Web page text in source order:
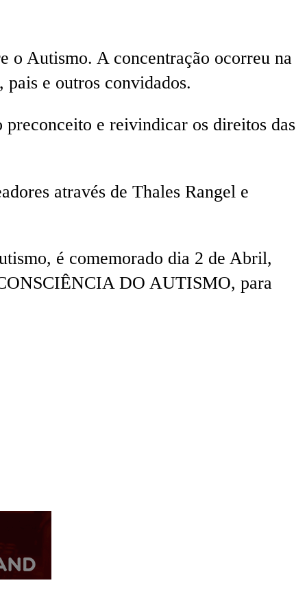
o Autismo. A concentração ocorreu na
e outros convidados.
e reivindicar os direitos das
através de Thales Rangel e
é comemorado dia 2 de Abril,
DO AUTISMO, para